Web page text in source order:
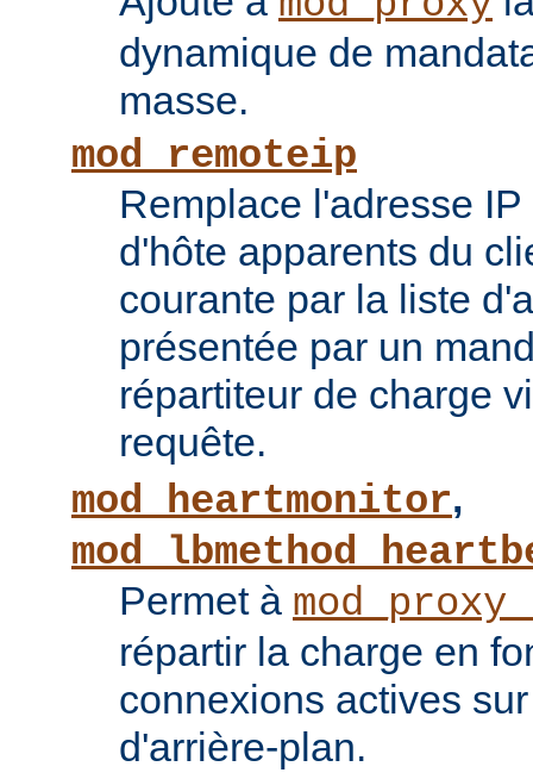
dynamique de
masse.
mod_remoteip
Remplace l'adresse
d'hôte apparents du
courante par la liste
présentée par un
répartiteur de charge
requête.
mod_heartmonitor,
Permet à
répartir la charge en
connexions actives
d'arrière-plan.